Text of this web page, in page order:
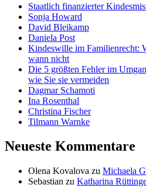
Staatlich finanzierter
Sonja Howard
David Bleikamp
Daniela Post
Kindeswille im Familienrecht:
wann nicht
Die 5 größten Fehler im
wie Sie sie vermeiden
Dagmar Schamoti
Ina Rosenthal
Christina Fischer
Tilmann Warnke
Neueste Kommentare
Olena Kovalova zu Michaela
Sebastian zu Katharina